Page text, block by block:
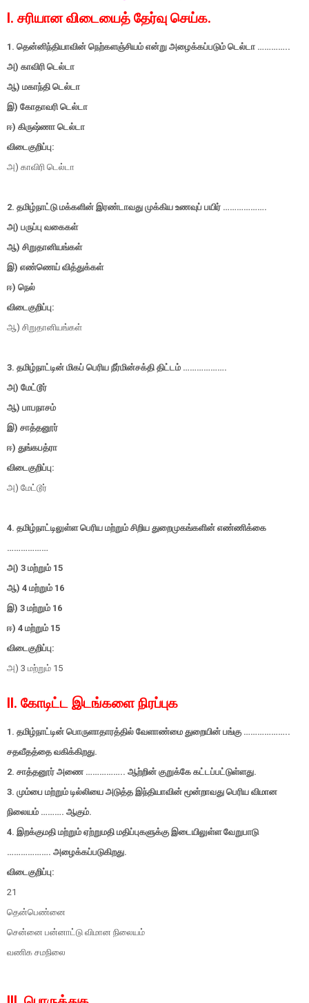
I. சரியான விடையைத் தேர்வு செய்க.
1. தென்னிந்தியாவின் நெற்களஞ்சியம் என்று அழைக்கப்படும் டெல்டா …………..
அ) காவிரி டெல்டா
ஆ) மகாந்தி டெல்டா
இ) கோதாவரி டெல்டா
ஈ) கிருஷ்ணா டெல்டா
விடைகுறிப்பு:
அ) காவிரி டெல்டா
2. தமிழ்நாட்டு மக்களின் இரண்டாவது முக்கிய உணவுப் பயிர் ……………….
அ) பருப்பு வகைகள்
ஆ) சிறுதானியங்கள்
இ) எண்ணெய் வித்துக்கள்
ஈ) நெல்
விடைகுறிப்பு:
ஆ) சிறுதானியங்கள்
3. தமிழ்நாட்டின் மிகப் பெரிய நீர்மின்சக்தி திட்டம் ……………….
அ) மேட்டூர்
ஆ) பாபநாசம்
இ) சாத்தனூர்
ஈ) துங்கபத்ரா
விடைகுறிப்பு:
அ) மேட்டூர்
4. தமிழ்நாட்டிலுள்ள பெரிய மற்றும் சிறிய துறைமுகங்களின் எண்ணிக்கை
………………
அ) 3 மற்றும் 15
ஆ) 4 மற்றும் 16
இ) 3 மற்றும் 16
ஈ) 4 மற்றும் 15
விடைகுறிப்பு:
அ) 3 மற்றும் 15
II. கோடிட்ட இடங்களை நிரப்புக
1. தமிழ்நாட்டின் பொருளாதாரத்தில் வேளாண்மை துறையின் பங்கு ………………..
சதவீதத்தை வகிக்கிறது.
2. சாத்தனூர் அணை …………….. ஆற்றின் குறுக்கே கட்டப்பட்டுள்ளது.
3. மும்பை மற்றும் டில்லியை அடுத்த இந்தியாவின் மூன்றாவது பெரிய விமான
நிலையம் ………. ஆகும்.
4. இறக்குமதி மற்றும் ஏற்றுமதி மதிப்புகளுக்கு இடையிலுள்ள வேறுபாடு
………………. அழைக்கப்படுகிறது.
விடைகுறிப்பு:
21
தென்பெண்னை
சென்னை பன்னாட்டு விமான நிலையம்
வணிக சமநிலை